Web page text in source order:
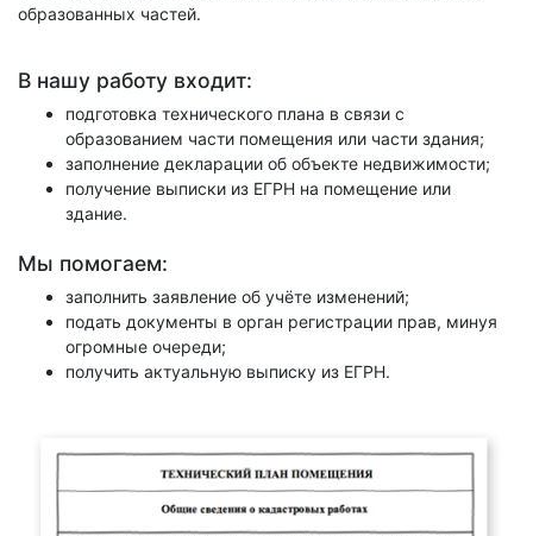
образованных частей.
В нашу работу входит:
подготовка технического плана в связи с
образованием части помещения или части здания;
заполнение декларации об объекте недвижимости;
получение выписки из ЕГРН на помещение или
здание.
Мы помогаем:
заполнить заявление об учёте изменений;
подать документы в орган регистрации прав, минуя
огромные очереди;
получить актуальную выписку из ЕГРН.